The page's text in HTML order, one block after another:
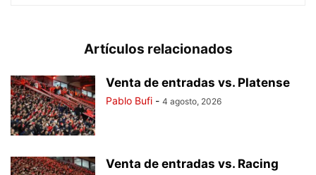
Artículos relacionados
Venta de entradas vs. Platense
Pablo Bufi - 4 agosto, 2026
Venta de entradas vs. Racing